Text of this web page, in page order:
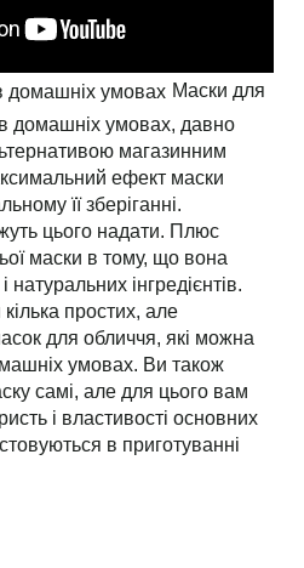
Маски для
домашніх умовах, давно
магазинним
ефект маски
її зберіганні.
цього надати. Плюс
маски в тому, що вона
натуральних інгредієнтів.
простих, але
для обличчя, які можна
умовах. Ви також
самі, але для цього вам
і властивості основних
в приготуванні